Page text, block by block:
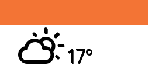
17°